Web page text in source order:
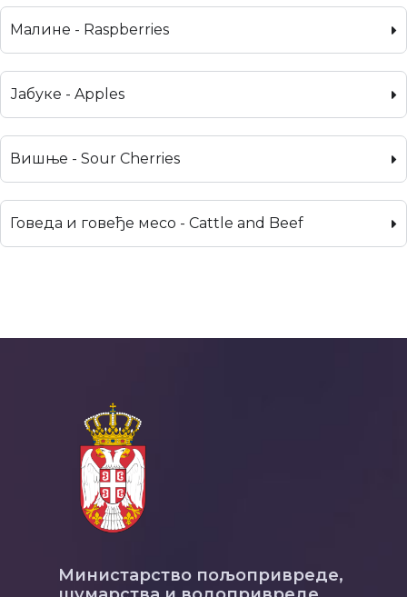
Малине - Raspberries
Јабуке - Apples
Вишње - Sour Cherries
Говеда и говеђе месо - Cattle and Beef
Министарство пољопривреде,